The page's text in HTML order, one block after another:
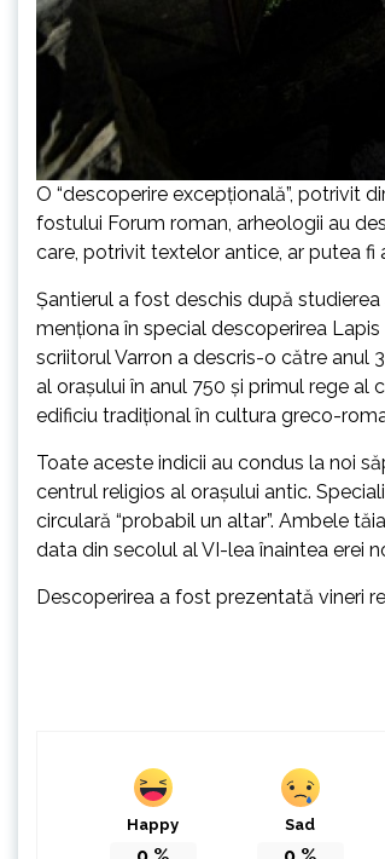
O “descoperire excepţională”, potrivit
fostului Forum roman, arheologii au
care, potrivit textelor antice, ar putea
Şantierul a fost deschis după
menţiona în special descoperirea
scriitorul Varron a descris-o către anul
al oraşului în anul 750 şi primul rege al
edificiu tradiţional în cultura greco-
Toate aceste indicii au condus la noi
centrul religios al oraşului antic.
circulară “probabil un altar”. Ambele
data din secolul al VI-lea înaintea erei
Descoperirea a fost prezentată vineri
Happy Sad